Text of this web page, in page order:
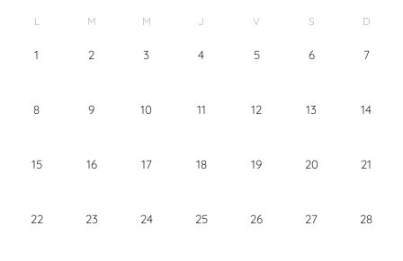
L M M J V S D
1 2 3 4 5 6 7
8 9 10 11 12 13 14
15 16 17 18 19 20 21
22 23 24 25 26 27 28